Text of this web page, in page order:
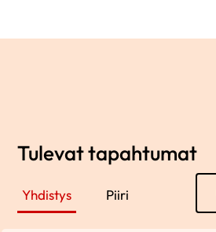
Tulevat tapahtumat
Yhdistys Piiri